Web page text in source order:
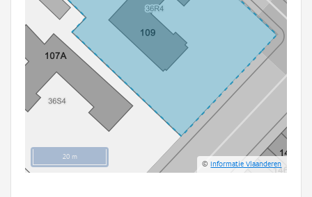
20 m
©Informatie Vlaanderen